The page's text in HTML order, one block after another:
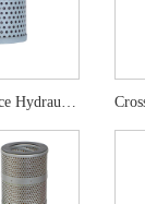
Cross Reference Hydraulic Filter HF6861